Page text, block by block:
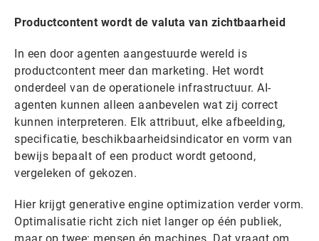
Productcontent wordt de valuta van zichtbaarheid
In een door agenten aangestuurde wereld is
productcontent meer dan marketing. Het wordt
onderdeel van de operationele infrastructuur. AI-
agenten kunnen alleen aanbevelen wat zij correct
kunnen interpreteren. Elk attribuut, elke afbeelding,
specificatie, beschikbaarheidsindicator en vorm van
bewijs bepaalt of een product wordt getoond,
vergeleken of gekozen.
Hier krijgt generative engine optimization verder vorm.
Optimalisatie richt zich niet langer op één publiek,